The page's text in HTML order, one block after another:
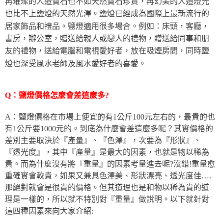
也比不上鹽燈的天然光澤。鹽燈已經成為國際上最新流行的
居家飾品和禮品。鹽燈適用很多場合。例如：床頭，客廳，
書房，辦公室，贈送給親人或戀人的禮物，贈送給同事和朋
友的禮物，送給電腦和電視愛好者，放在吸煙房間，同時鹽
燈也深受風水老師及風水愛好者的喜愛。
Q：鹽燈價格怎麼會差這麼多?
A：鹽燈價格在市場上便宜的有1公斤100元左右的，最貴的也
有1公斤要1000元的。到底為什麼會差這麼多呢？其實價格的
差別主要取決於『產量』、『色澤』，次要為『形狀』、
『透光度』，其中『產量』是最大的因素，也就是物以稀為
貴。而為什麼沒有將『重量』的因素考量進去呢?沒錯!重量愈
重確實會較貴，如果又兼具色澤美、形狀漂亮、透光度佳….
那絕對就會是很貴的價格。但其道理也是和物以稀為貴的道
理是一樣的，所以就不特別對『重量』做說明。以下就針對
這四種因素來向大家介紹: